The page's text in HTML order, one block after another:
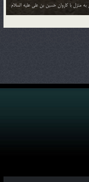
به منزل با کاروان حسین بن علی علیه السلام